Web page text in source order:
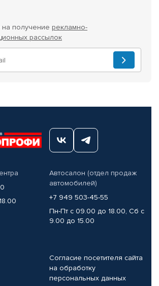
на получение рекламно-
рассылок
Автосалон (отдел продаж
автомобилей)
+7 949 503-45-55
Пн-Пт с 09.00 до 18.00, Сб с
9.00 до 15.00
Согласие посетителя сайта
на обработку
персональных данных